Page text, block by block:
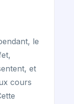
le
et
cours